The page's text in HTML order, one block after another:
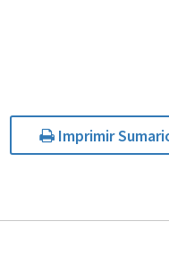
Imprimir